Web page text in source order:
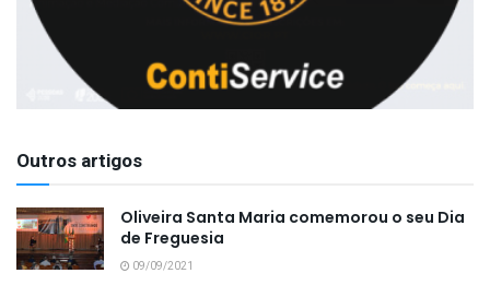
Outros artigos
Oliveira Santa Maria comemorou o seu Dia
de Freguesia
09/09/2021